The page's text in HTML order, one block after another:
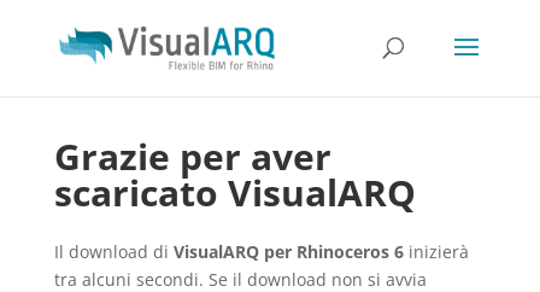
Grazie per aver
scaricato VisualARQ
Il download di VisualARQ per Rhinoceros 6inizierà
tra alcuni secondi. Se il download non si avvia